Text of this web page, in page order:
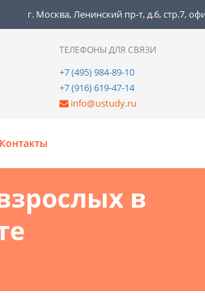
г. Москва, Ленинский пр-т, д.6, стр.7,
ТЕЛЕФОНЫ ДЛЯ СВЯЗИ
+7 (495) 984-89-10
+7 (916) 619-47-14
info@ustudy.ru
Контакты
в